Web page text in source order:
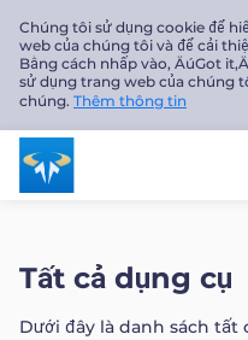
Chúng tôi sử dụng cookie để
web của chúng tôi và để cải
Bằng cách nhấp vào‚ ÄúGot
sử dụng trang web của chúng
chúng. Thêm thông tin
NỀN TẢNG
Tất cả dụng cụ
Dưới đây là danh sách tất